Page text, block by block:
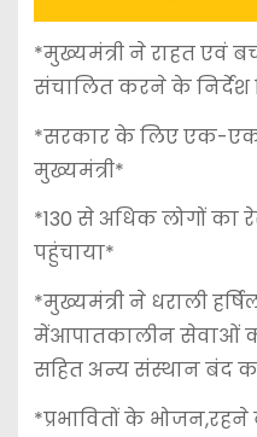
*मुख्यमंत्री ने राहत एवं
संचालित करने के निर्देश
*सरकार के लिए एक-एक
मुख्यमंत्री*
*130 से अधिक लोगों का
पहुंचाया*
*मुख्यमंत्री ने धराली
मेंआपातकालीन सेवाओं
सहित अन्य संस्थान बंद
*प्रभावितों के